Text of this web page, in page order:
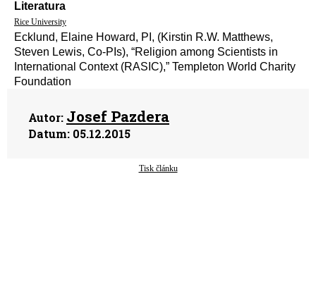
Literatura
Rice University
Ecklund, Elaine Howard, PI, (Kirstin R.W. Matthews,
Steven Lewis, Co-PIs), “Religion among Scientists in
International Context (RASIC),” Templeton World Charity
Foundation
Autor: Josef Pazdera
Datum: 05.12.2015
Tisk článku